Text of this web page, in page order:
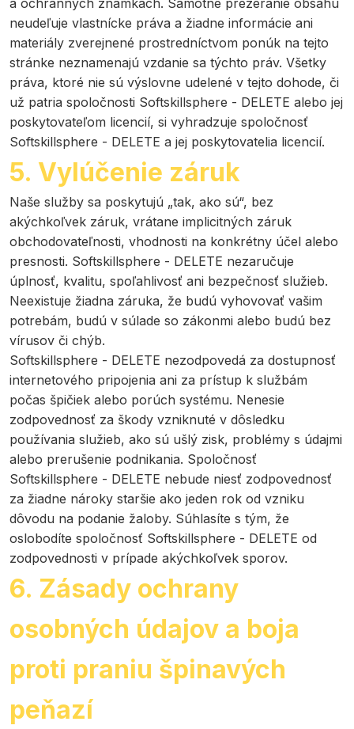
a ochranných známkach. Samotné prezeranie obsahu
neudeľuje vlastnícke práva a žiadne informácie ani
materiály zverejnené prostredníctvom ponúk na tejto
stránke neznamenajú vzdanie sa týchto práv. Všetky
práva, ktoré nie sú výslovne udelené v tejto dohode, či
už patria spoločnosti Softskillsphere - DELETE alebo jej
poskytovateľom licencií, si vyhradzuje spoločnosť
Softskillsphere - DELETE a jej poskytovatelia licencií.
5. Vylúčenie záruk
Naše služby sa poskytujú „tak, ako sú“, bez
akýchkoľvek záruk, vrátane implicitných záruk
obchodovateľnosti, vhodnosti na konkrétny účel alebo
presnosti. Softskillsphere - DELETE nezaručuje
úplnosť, kvalitu, spoľahlivosť ani bezpečnosť služieb.
Neexistuje žiadna záruka, že budú vyhovovať vašim
potrebám, budú v súlade so zákonmi alebo budú bez
vírusov či chýb.
Softskillsphere - DELETE nezodpovedá za dostupnosť
internetového pripojenia ani za prístup k službám
počas špičiek alebo porúch systému. Nenesie
zodpovednosť za škody vzniknuté v dôsledku
používania služieb, ako sú ušlý zisk, problémy s údajmi
alebo prerušenie podnikania. Spoločnosť
Softskillsphere - DELETE nebude niesť zodpovednosť
za žiadne nároky staršie ako jeden rok od vzniku
dôvodu na podanie žaloby. Súhlasíte s tým, že
oslobodíte spoločnosť Softskillsphere - DELETE od
zodpovednosti v prípade akýchkoľvek sporov.
6. Zásady ochrany
osobných údajov a boja
proti praniu špinavých
peňazí